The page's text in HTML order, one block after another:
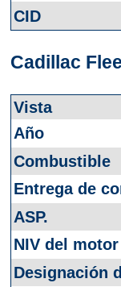
Cadillac